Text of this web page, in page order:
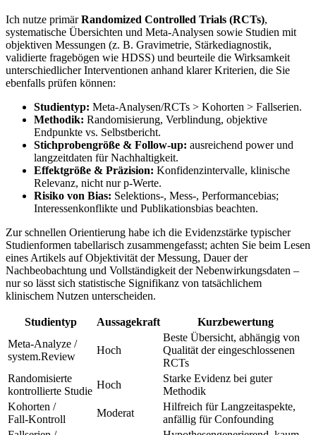
Ich nutze primärRandomized Controlled Trials (RCTs),‌
systematische Übersichten und Meta‑Analysen sowie Studien mit
objektiven Messungen (z. B. Gravimetrie, Stärkediagnostik,
validierte fragebögen wie HDSS) und beurteile ⁣die Wirksamkeit
unterschiedlicher Interventionen anhand klarer Kriterien, die Sie
⁣ebenfalls prüfen können:
Studientyp: Meta‑Analysen/RCTs > Kohorten > Fallserien.
Methodik: Randomisierung, Verblindung, objektive
Endpunkte‍ vs. Selbstbericht.
Stichprobengröße & ⁢Follow‑up: ausreichend power und
langzeitdaten für Nachhaltigkeit.
Effektgröße & Präzision: Konfidenzintervalle, klinische
Relevanz, nicht nur p‑Werte.
Risiko von Bias: Selektions‑, Mess‑, Performancebias;
Interessenkonflikte und Publikationsbias beachten.
Zur schnellen Orientierung habe ich ⁤die Evidenzstärke ‍typischer ​
Studienformen tabellarisch⁤ zusammengefasst; achten ‍Sie beim‌ Lesen
eines Artikels auf Objektivität⁣ der Messung, Dauer der
Nachbeobachtung und ‌Vollständigkeit der Nebenwirkungsdaten –
nur so lässt‌ sich statistische Signifikanz von ⁣tatsächlichem
klinischem Nutzen​ unterscheiden.
Studientyp Aussagekraft
Kurzbewertung
Meta‑Analyze /
system.Review
Hoch
Beste Übersicht, abhängig von ​
Qualität der eingeschlossenen
RCTs
Randomisierte
kontrollierte Studie
Hoch
Starke Evidenz bei‍ guter
Methodik
Kohorten /
Fall‑Kontroll
Moderat
Hilfreich für Langzeitaspekte,
anfällig für Confounding